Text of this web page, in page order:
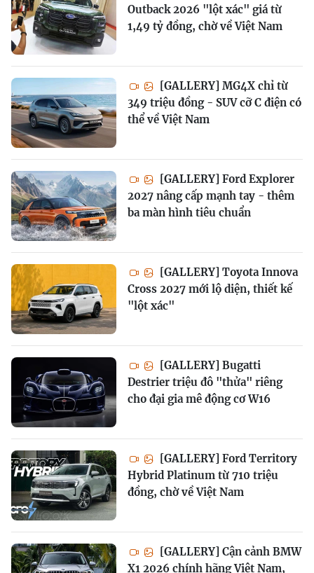
Outback 2026 "lột xác" giá từ
1,49 tỷ đồng, chờ về Việt Nam
[GALLERY] MG4X chỉ từ
349 triệu đồng - SUV cỡ C điện có
thể về Việt Nam
[GALLERY] Ford Explorer
2027 nâng cấp mạnh tay - thêm
ba màn hình tiêu chuẩn
[GALLERY] Toyota Innova
Cross 2027 mới lộ diện, thiết kế
"lột xác"
[GALLERY] Bugatti
Destrier triệu đô "thửa" riêng
cho đại gia mê động cơ W16
[GALLERY] Ford Territory
Hybrid Platinum từ 710 triệu
đồng, chờ về Việt Nam
[GALLERY] Cận cảnh BMW
X1 2026 chính hãng Việt Nam,